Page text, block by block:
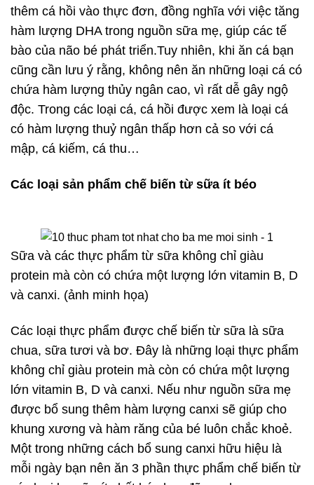
thêm cá hồi vào thực đơn, đồng nghĩa với việc tăng
hàm lượng DHA trong nguồn sữa mẹ, giúp các tế
bào của não bé phát triển.Tuy nhiên, khi ăn cá bạn
cũng cần lưu ý rằng, không nên ăn những loại cá có
chứa hàm lượng thủy ngân cao, vì rất dễ gây ngộ
độc. Trong các loại cá, cá hồi được xem là loại cá
có hàm lượng thuỷ ngân thấp hơn cả so với cá
mập, cá kiếm, cá thu…
Các loại sản phẩm chế biến từ sữa ít béo
Sữa và các thực phẩm từ sữa không chỉ giàu
protein mà còn có chứa một lượng lớn vitamin B, D
và canxi. (ảnh minh họa)
Các loại thực phẩm được chế biến từ sữa là sữa
chua, sữa tươi và bơ. Đây là những loại thực phẩm
không chỉ giàu protein mà còn có chứa một lượng
lớn vitamin B, D và canxi. Nếu như nguồn sữa mẹ
được bổ sung thêm hàm lượng canxi sẽ giúp cho
khung xương và hàm răng của bé luôn chắc khoẻ.
Một trong những cách bổ sung canxi hữu hiệu là
mỗi ngày bạn nên ăn 3 phần thực phẩm chế biến từ